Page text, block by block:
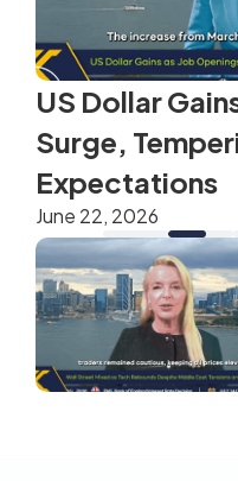
US Dollar
Surge,
Expectations
June 22, 2026